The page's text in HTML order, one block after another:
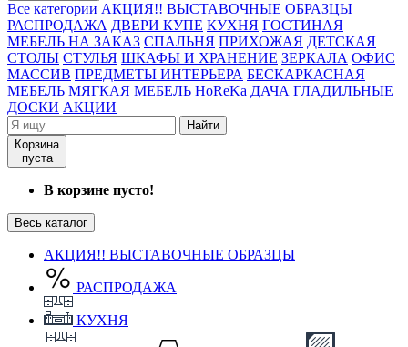
Все категории АКЦИЯ!! ВЫСТАВОЧНЫЕ ОБРАЗЦЫ
РАСПРОДАЖА ДВЕРИ КУПЕ КУХНЯ ГОСТИНАЯ
МЕБЕЛЬ НА ЗАКАЗ СПАЛЬНЯ ПРИХОЖАЯ ДЕТСКАЯ
СТОЛЫ СТУЛЬЯ ШКАФЫ И ХРАНЕНИЕ ЗЕРКАЛА ОФИС
МАССИВ ПРЕДМЕТЫ ИНТЕРЬЕРА БЕСКАРКАСНАЯ
МЕБЕЛЬ МЯГКАЯ МЕБЕЛЬ HoReKa ДАЧА ГЛАДИЛЬНЫЕ
ДОСКИ АКЦИИ
Найти
Корзина
пуста
В корзине пусто!
Весь каталог
АКЦИЯ!! ВЫСТАВОЧНЫЕ ОБРАЗЦЫ
РАСПРОДАЖА
КУХНЯ